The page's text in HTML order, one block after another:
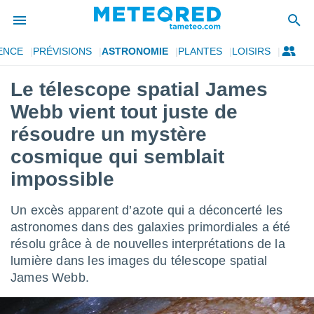
de
a
par
en
PRÉVISIONS ASTRONOMIE PLANTES LOISIRS
Le télescope spatial James
Webb vient tout juste de
résoudre un mystère
cosmique qui semblait
impossible
Un excès apparent d’azote qui a déconcerté les
astronomes dans des galaxies primordiales a été
résolu grâce à de nouvelles interprétations de la
lumière dans les images du télescope spatial
James Webb.